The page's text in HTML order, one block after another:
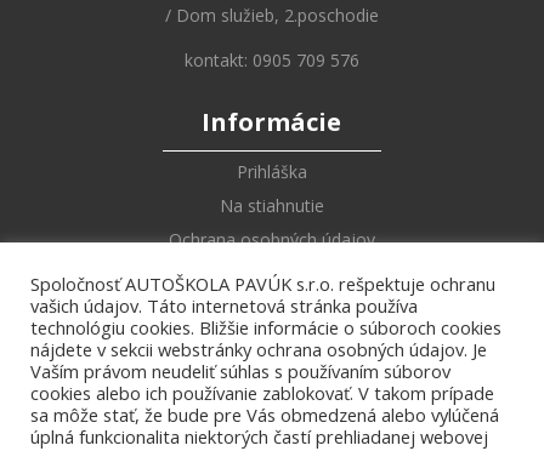
/ Dom služieb, 2.poschodie
kontakt: 0905 709 576
Informácie
Prihláška
Na stiahnutie
Ochrana osobných údajov
Online Učebnica
Zákony a vyhlášky
Dopravné značky
Križovatky
Spoločnosť AUTOŠKOLA PAVÚK s.r.o. rešpektuje ochranu
vašich údajov. Táto internetová stránka používa
technológiu cookies. Bližšie informácie o súboroch cookies
nájdete v sekcii webstránky ochrana osobných údajov. Je
Vaším právom neudeliť súhlas s používaním súborov
cookies alebo ich používanie zablokovať. V takom prípade
sa môže stať, že bude pre Vás obmedzená alebo vylúčená
úplná funkcionalita niektorých častí prehliadanej webovej